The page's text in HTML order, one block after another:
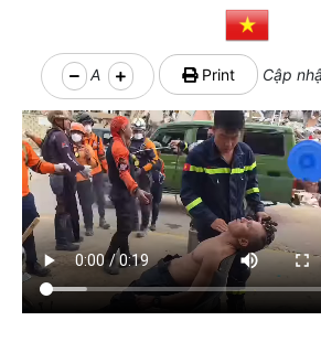
A Print Cập